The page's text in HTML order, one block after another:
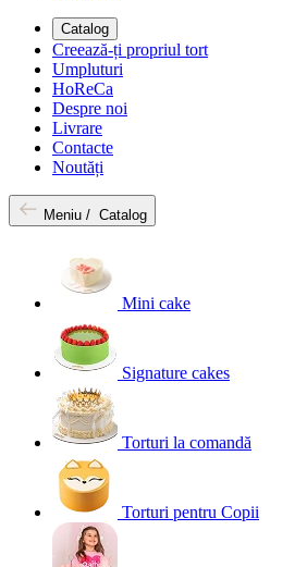
Catalog
Creează-ți propriul tort
Umpluturi
HoReCa
Despre noi
Livrare
Contacte
Noutăți
Meniu / Catalog
Mini cake
Signature cakes
Torturi la comandă
Torturi pentru Copii